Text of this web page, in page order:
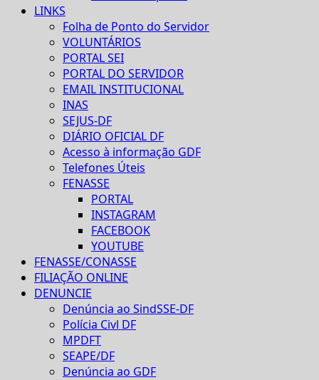
LINKS
Folha de Ponto do Servidor
VOLUNTÁRIOS
PORTAL SEI
PORTAL DO SERVIDOR
EMAIL INSTITUCIONAL
INAS
SEJUS-DF
DIÁRIO OFICIAL DF
Acesso à informação GDF
Telefones Úteis
FENASSE
PORTAL
INSTAGRAM
FACEBOOK
YOUTUBE
FENASSE/CONASSE
FILIAÇÃO ONLINE
DENUNCIE
Denúncia ao SindSSE-DF
Polícia Civl DF
MPDFT
SEAPE/DF
Denúncia ao GDF